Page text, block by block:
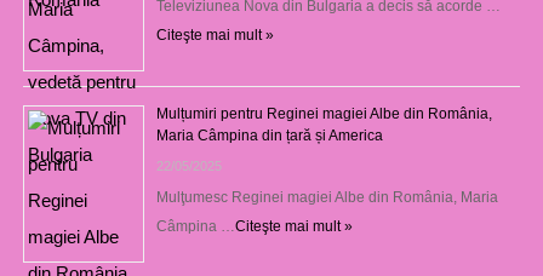
Televiziunea Nova din Bulgaria a decis să acorde …
Citeşte mai mult »
Mulțumiri pentru Reginei magiei Albe din România,
Maria Câmpina din țară și America
22/05/2025
Mulţumesc Reginei magiei Albe din România, Maria
Câmpina … Citeşte mai mult »